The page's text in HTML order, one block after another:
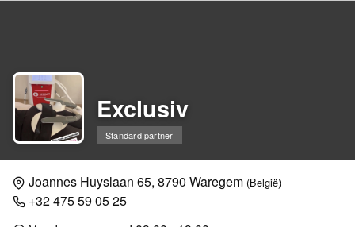
Exclusiv
Standard partner
Joannes Huyslaan 65, 8790 Waregem (België)
+32 475 59 05 25